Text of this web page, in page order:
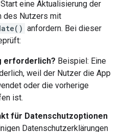
eine Aktualisierung der
des Nutzers mit
anfordern. Bei dieser
erforderlich? Beispiel: Eine
weil der Nutzer die App
oder die vorherige
ist.
für Datenschutzoptionen
Datenschutzerklärungen